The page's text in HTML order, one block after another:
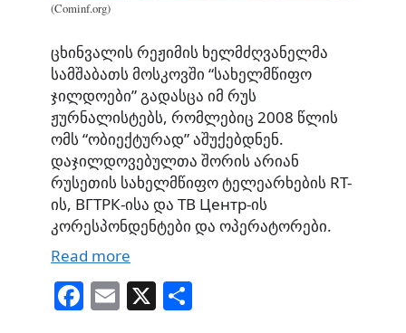
(Cominf.org)
ცხინვალის რეჟიმის ხელმძღვანელმა
სამშაბათს მოსკოვში “სახელმწიფო
ჯილდოები” გადასცა იმ რუს
ჟურნალისტებს, რომლებიც 2008 წლის
ომს “ობიექტურად” აშუქებდნენ.
დაჯილდოვებულთა შორის არიან
რუსეთის სახელმწიფო ტელეარხების RT-
ის, ВГТРК-ისა და ТВ Центр-ის
კორესპონდენტები და ოპერატორები.
Read more
Fa E X